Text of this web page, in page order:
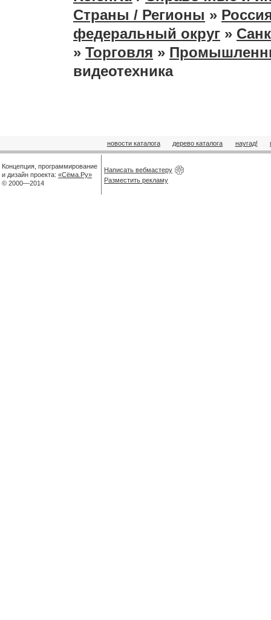
Страны / Регионы »
федеральный округ »
» Торговля »
видеотехника
новости каталога дерево каталога наугад!
Концепция, программирование
и дизайн проекта: «Сёма.Ру»
© 2000—2014
Написать вебмастеру
Разместить рекламу